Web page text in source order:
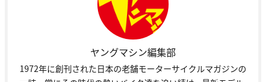
ヤングマシン編集部
1972年に創刊された日本の老舗モーターサイクルマガジンの